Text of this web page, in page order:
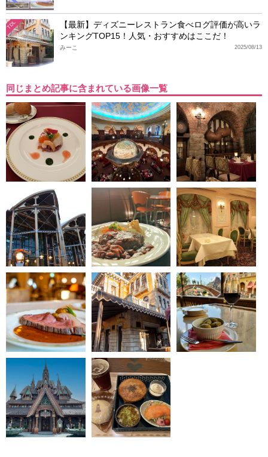
TDL
【最新】ディズニーレストラン食べログ評価が高いラ
ンキングTOP15！人気・おすすめはここだ！
2025/08/13
みーこ
同じまとめ記事に含まれている画像一覧